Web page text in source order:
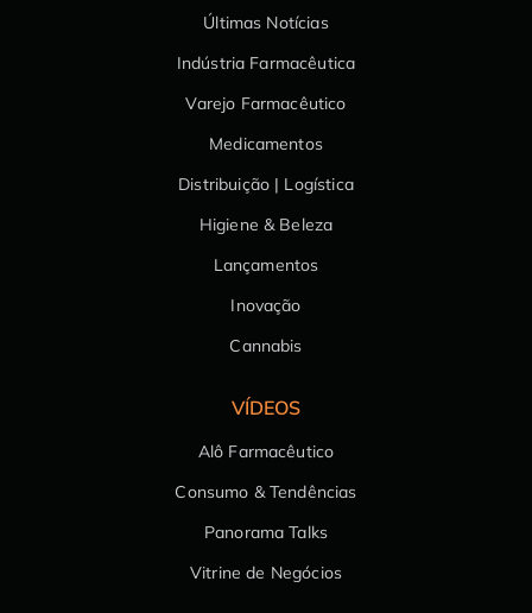
Últimas Notícias
Indústria Farmacêutica
Varejo Farmacêutico
Medicamentos
Distribuição | Logística
Higiene & Beleza
Lançamentos
Inovação
Cannabis
VÍDEOS
Alô Farmacêutico
Consumo & Tendências
Panorama Talks
Vitrine de Negócios